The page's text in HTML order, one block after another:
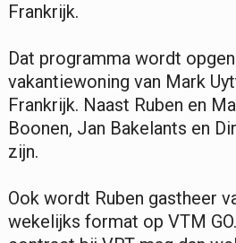
Frankrijk.
Dat programma wordt
vakantiewoning van Mark
Frankrijk. Naast Ruben en
Boonen, Jan Bakelants en
zijn.
Ook wordt Ruben gastheer
wekelijks format op VTM